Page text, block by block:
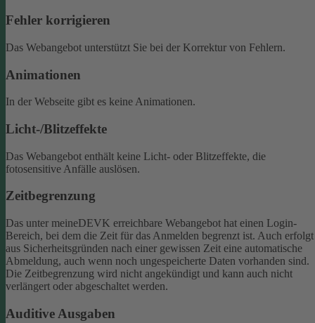
Fehler korrigieren
Das Webangebot unterstützt Sie bei der Korrektur von Fehlern.
Animationen
In der Webseite gibt es keine Animationen.
Licht-/Blitzeffekte
Das Webangebot enthält keine Licht- oder Blitzeffekte, die
fotosensitive Anfälle auslösen.
Zeitbegrenzung
Das unter meineDEVK erreichbare Webangebot hat einen Login-
Bereich, bei dem die Zeit für das Anmelden begrenzt ist. Auch erfolgt
aus Sicherheitsgründen nach einer gewissen Zeit eine automatische
Abmeldung, auch wenn noch ungespeicherte Daten vorhanden sind.
Die Zeitbegrenzung wird nicht angekündigt und kann auch nicht
verlängert oder abgeschaltet werden.
Auditive Ausgaben